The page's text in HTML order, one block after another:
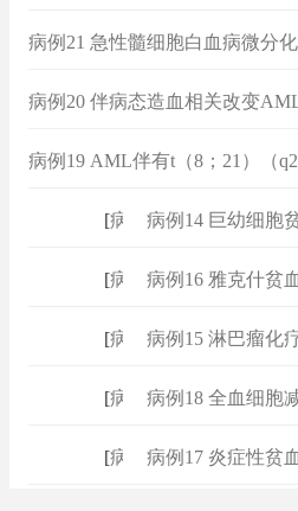
病例21 急性髓细胞白血病微分
病例20 伴病态造血相关改变
病例19 AML伴有t（8；21）（
病例 病例14 巨幼细胞
病例 病例16 雅克什贫血
病例 病例15 淋巴瘤化
病例 病例18 全血细胞
病例 病例17 炎症性贫